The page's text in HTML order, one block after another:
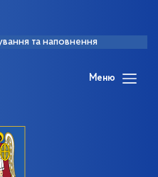
та наповнення
Меню